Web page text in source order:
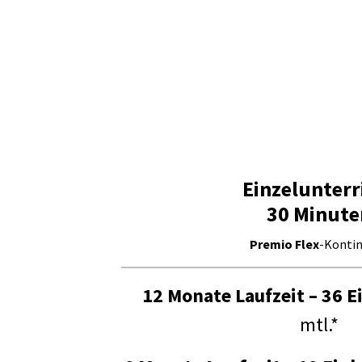
30
Premio Flex-
12 Monate Laufzeit – 36
mtl.*